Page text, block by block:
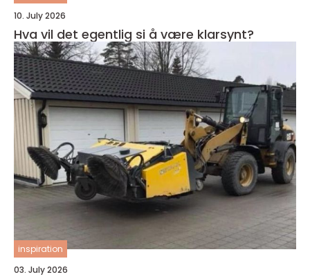
10. July 2026
Hva vil det egentlig si å være klarsynt?
inspiration
03. July 2026